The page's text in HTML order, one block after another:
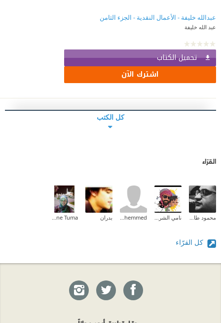
عبدالله خليفة - الأعمال النقدية - الجزء الثامن
عبد الله خليفة
تحميل الكتاب
اشترك الآن
كل الكتب
القرّاء
محمود طارق إبراهيم نامي الشريف ✨ Ismael muhemmed بدران Nadia Yassine Tuma
كل القرّاء